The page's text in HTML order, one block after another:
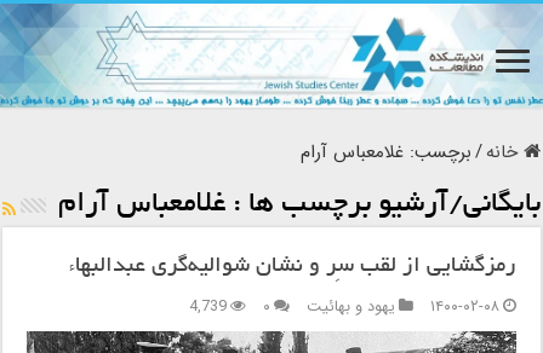
خانه/برچسب:غلامعباس آرام
بایگانی/آرشیو برچسب ها :غلامعباس آرام
رمزگشایی از لقب سِر و نشان شوالیه‌گری عبدالبهاء
۱۴۰۰-۰۲-۰۸
یهود و بهائیت ۰ 4,739